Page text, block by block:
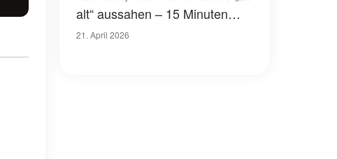
alt“ aussahen – 15 Minuten
später schlug das Karma hart
21. April 2026